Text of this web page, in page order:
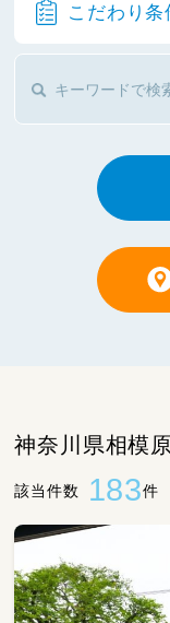
こだわり条
神奈川県相模
該当件数 183件